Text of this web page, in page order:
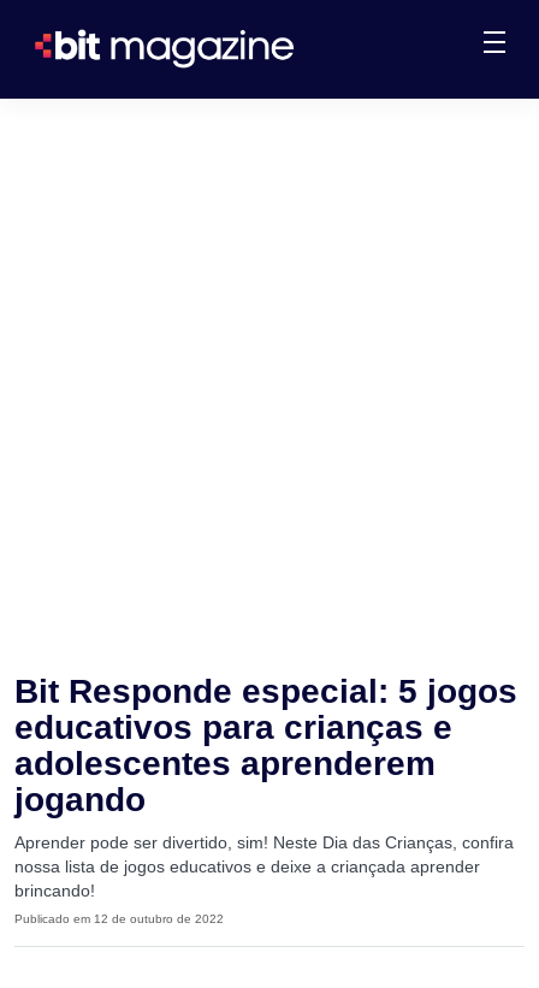
Bit Responde especial: 5 jogos
educativos para crianças e
adolescentes aprenderem
jogando
Aprender pode ser divertido, sim! Neste Dia das Crianças, confira
nossa lista de jogos educativos e deixe a criançada aprender
brincando!
Publicado em 12 de outubro de 2022